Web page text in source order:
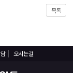
목록
오시는길
/TAT2급]